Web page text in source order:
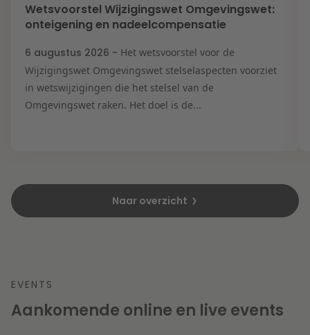
Wetsvoorstel Wijzigingswet Omgevingswet:
onteigening en nadeelcompensatie
6 augustus 2026 - Het wetsvoorstel voor de
Wijzigingswet Omgevingswet stelselaspecten voorziet
in wetswijzigingen die het stelsel van de
Omgevingswet raken. Het doel is de...
Naar overzicht
EVENTS
Aankomende online en live events